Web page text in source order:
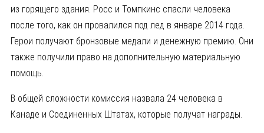
из горящего здания. Росс и Томпкинс спасли человека
после того, как он провалился под лед в январе 2014 года.
Герои получают бронзовые медали и денежную премию. Они
также получили право на дополнительную материальную
помощь.
В общей сложности комиссия назвала 24 человека в
Канаде и Соединенных Штатах, которые получат награды.